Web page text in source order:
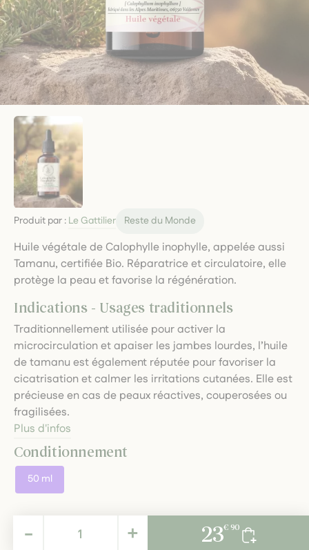
Produit par : Le Gattilier Reste du Monde
Huile végétale de Calophylle inophylle, appelée aussi
Tamanu, certifiée Bio. Réparatrice et circulatoire, elle
protège la peau et favorise la régénération.
Indications - Usages traditionnels
Traditionnellement utilisée pour activer la
microcirculation et apaiser les jambes lourdes, l’huile
de tamanu est également réputée pour favoriser la
cicatrisation et calmer les irritations cutanées. Elle est
précieuse en cas de peaux réactives, couperosées ou
fragilisées.
Plus d'infos
Conditionnement
50 ml
23,90 € TTC+
- 23€ 90